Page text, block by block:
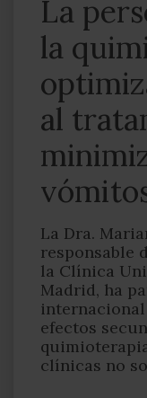
La
la
al
La Dra.
responsable
la Clínica
Madrid, ha
internacional
efectos
clínicas no